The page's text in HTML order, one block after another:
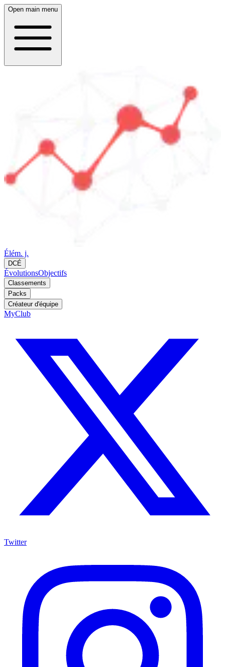
Open main menu
Élém. j.
DCÉ
ÉvolutionsObjectifs
Classements
Packs
Créateur d'équipe
MyClub
Twitter